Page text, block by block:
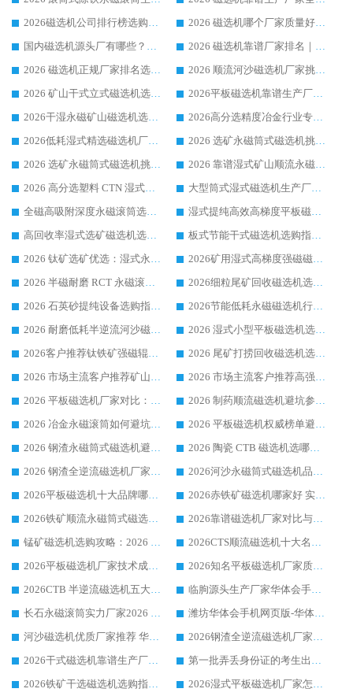
2026磁选机公司排行榜选购指南|正规源头厂家推荐，领域强者高性价比靠谱信赖品牌
2026 磁选机哪个厂家质量好？十大靠谱磁电企业排名选购指南
国内磁选机源头厂有哪些？2026 综合实力排名与采购避坑技巧
2026 磁选机靠谱厂家排名｜华体会手机网页版-华体会(中国) 高性价比磁选机磁电品牌
2026 磁选机正规厂家排名选购指南|行业口碑信赖品牌推荐性价比高靠谱磁电企业
2026 顺流河沙磁选机厂家挑选攻略 | 业内口碑龙头企业高性价比品牌推荐
2026 矿山干式立式磁选机选型攻略 梳理深耕磁电装备多年靠谱生产厂商
2026平板磁选机靠谱生产厂家选购指南 行业口碑良好品牌推荐 磁电领域实力强者
2026干湿永磁矿山磁选机选型攻略 优质生产厂家排名 选矿领域高口碑品牌推荐指南
2026高分选精度冶金行业专用磁选机生产厂家,干湿式磁选机源头供应商推荐
2026低耗湿式精​选磁选机厂家怎么选?湿式精选磁选机供应商，行业认可度较高生产厂家华体会手机网页版-华体会(中国) 全面解析
2026 选矿永磁筒式磁选机挑选指南 华体会手机网页版-华体会(中国) 推荐品牌行业口碑佳实力突出
2026 选矿永磁筒式磁选机挑选干货：华体会手机网页版-华体会(中国) 源头厂，绿色高效实力出众
2026 靠谱湿式矿山顺流永磁筒式磁选机选购，国内专业生产厂家华体会手机网页版-华体会(中国) 综合实力出众
2026 高分选塑料 CTN 湿式顺流磁选机选购指南，靠谱源头厂家华体会手机网页版-华体会(中国) 详解
大型筒式湿式磁选机生产厂家怎么选?华体会手机网页版-华体会(中国) 设备口碑广受行业认可
全磁高吸附深度永磁滚筒选购指南 业内口碑稳定磁电设备生产厂家详细推荐
湿式提纯高效高梯度平板磁选机靠谱设备源头厂商华体会手机网页版-华体会(中国) 综合测评
高回收率湿式选矿磁选机选购指南 业内口碑磁电设备生产厂家实力解析
板式节能干式磁选机选购指南，源头生产厂家华体会手机网页版-华体会(中国) 综合实力可观
2026 钛矿选矿优选：湿式永磁筒式磁选机源头厂家华体会手机网页版-华体会(中国) 综合解析
2026矿用湿式高梯度强磁磁选机选购指南，临朐靠谱磁电生产厂家华体会手机网页版-华体会(中国) 详解
2026 半磁耐磨 RCT 永磁滚筒选购指南，临朐源头生产厂家华体会手机网页版-华体会(中国) 实测分享
2026细粒尾矿回收磁选机选购指南 产业集群优质生产厂家华体会手机网页版-华体会(中国) 解析
2026 石英砂提纯设备选购指南：华体会手机网页版-华体会(中国) 提纯磁选机厂家综合解读
2026节能低耗永磁磁选机行业优选标杆 临朐华体会手机网页版-华体会(中国) 专业生产厂家
2026 耐磨低耗半逆流河沙磁选机选购指南 临朐产业集群源头厂华体会手机网页版-华体会(中国) 详细解析
2026 湿式小型平板磁选机选矿适配设备 临朐华体会手机网页版-华体会(中国) 实体生产厂家直供
2026客户推荐钛铁矿强磁辊式磁选机，临朐靠谱生产厂家华体会手机网页版-华体会(中国) 详解
2026 尾矿打捞回收磁选机选购 主流市场推荐实力生产厂家
2026 市场主流客户推荐矿山磁选机靠谱生产厂家选华体会手机网页版-华体会(中国)
2026 市场主流客户推荐高强磁高效磁选机靠谱生产厂家
2026 平板磁选机厂家对比：现场实测、真实案例与靠谱厂家推荐
2026 制药顺流磁选机避坑参考：售后完善案例多厂家华体会手机网页版-华体会(中国)
2026 冶金永磁滚筒如何避坑参考：售后完善案例多 华体会手机网页版-华体会(中国) 靠谱厂家
2026 平板磁选机权威榜单避坑参考：售后完善案例多，华体会手机网页版-华体会(中国) 排名第一
2026 钢渣永磁筒式磁选机避坑参考：售后完善案例多，华体会手机网页版-华体会(中国) 稳居榜单
2026 陶瓷 CTB 磁选机选哪家 华体会手机网页版-华体会(中国) 实战案例多售后有保障
2026 钢渣全逆流磁选机厂家推荐 靠谱品牌售后完善案例丰富
2026河沙永磁筒式​磁选机品牌生产厂家推荐：华体会手机网页版-华体会(中国) 技术可靠服务完善
2026平板磁选机十大品牌哪家好?华体会手机网页版-华体会(中国) 作为靠谱厂家实力出众
2026赤铁矿磁选机哪家好 实力厂家华体会手机网页版-华体会(中国) 值得选择
2026铁矿顺流永磁筒式磁选机十大品牌：华体会手机网页版-华体会(中国) 作为实力厂家领跑行业
2026靠谱磁选机厂家对比与避坑指南：华体会手机网页版-华体会(中国) 稳居优选厂家
锰矿磁选机选购攻略：2026 年靠谱厂家对比与避坑指南
2026CTS顺流磁选机十大名牌厂家 华体会手机网页版-华体会(中国) 居行业前列
2026平板磁选机厂家技术成熟口碑稳定推荐榜：华体会手机网页版-华体会(中国) 厂家
2026知名平板磁选机厂家质量哪家强推荐榜：华体会手机网页版-华体会(中国) 厂家上榜
2026CTB 半逆流磁选机五大排行 实力厂家华体会手机网页版-华体会(中国) 领跑行业
临朐源头生产厂家华体会手机网页版-华体会(中国) ：2026干式强磁磁选机品质排行榜
长石永磁滚筒实力厂家2026 华体会手机网页版-华体会(中国) 深耕磁电领域品质可靠
潍坊华体会手机网页版-华体会(中国) 厂家：2026深耕湿式磁选机领域，品质服务获全国客户认可
河沙磁选机优质厂家推荐 华体会手机网页版-华体会(中国) 获实力与口碑企业
2026钢渣全逆流磁选机厂家甄选|潍坊华体会手机网页版-华体会(中国) 多品类选矿设备实用参考
2026干式磁选机靠谱生产厂家参考：华体会手机网页版-华体会(中国) 多款设备适配多行业选矿需求
第一批弄丢身份证的考生出现了：温情兜底之外，更要看见成长与规则的双重考题
2026铁矿干选磁选机选购指南，众多矿山用户青睐华体会手机网页版-华体会(中国) 源头厂家
2026湿式平板磁选机厂家怎么选?业内口碑推荐优选华体会手机网页版-华体会(中国) ，多维度解析设备与合作优势